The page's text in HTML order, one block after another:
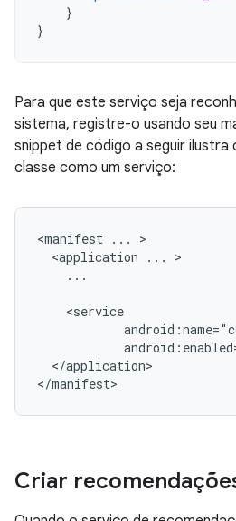
}
}
Para que este serviço seja
sistema, registre-o usando seu
snippet de código a seguir ilustra
classe como um serviço:
<manifest ...
<application
...
...
</application>
</manifest>
Criar